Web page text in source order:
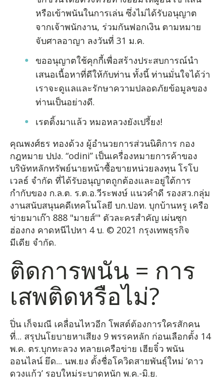
หรือเข้าพนันในการเล่น ซึ่งไม่ได้รับอนุญาต
จากเจ้าพนักงาน, ร่วมกันฟอกเงิน ตามหมาย
จับศาลอาญา ลงวันที่ 31 ม.ค.
ขออนุญาตใช้คุกกี้เพื่อสร้างประสบการณ์นำ
เสนอเนื้อหาที่ดีให้กับท่าน ทั้งนี้ ท่านมั่นใจได้ว่า
เราจะดูแลและรักษาความปลอดภัยข้อมูลของ
ท่านเป็นอย่างดี.
เรตติ้งมาแล้ว หมอหลวงยังเปรี้ยง!
คุณพงศ์ธร ทองด้วง ผู้อำนวยการส่วนนิติการ กอง
กฎหมาย ปปง. “odini” เป็นเครื่องหมายการค้าของ
บริษัทหลักทรัพย์นายหน้าซื้อขายหน่วยลงทุน โรโบ
เวลธ์ จำกัด ที่ได้รับอนุญาตถูกต้องและอยู่ใต้การ
กำกับของ ก.ล.ต. ร.ต.อ.วีระพงษ์ แนวคำดี รองสว.กลุ่ม
งานสนับสนุนคดีเทคโนโลยี บก.ปอท. บุกบ้านหรู เครือ
ข่ายมาเก๊า 888 "มายส์'" ตัวละครสำคัญ เผ่นซุก
ฮ่องกง คาดหนีไปหา 4 บ. © 2021 กรุงเทพธุรกิจ
มีเดีย จำกัด.
ติดการพนัน = การ
เสพติดหรือไม่?
ปิ่น เก็จมณี เคลื่อนไหวอีก โพสต์ต้องการใครสักคน
ที่... สรุปนโยบายหาเสียง 9 พรรคหลัก ก่อนเลือกตั้ง 14
พ.ค. ตร.บุกทะลวง ทลายเครือข่าย เฮียจิ๋ว พนัน
ออนไลน์ ยึด... นพ.ยง ตั้งชื่อโควิดสายพันธุ์ใหม่ ‘ดาว
ดวงแก้ว’ รอบใหม่ระบาดหนัก พ.ค.-มิ.ย.